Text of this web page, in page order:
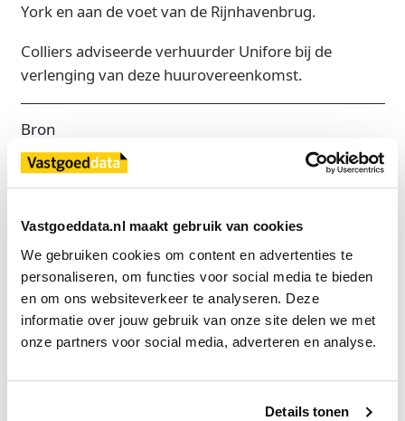
Vastgoeddata.nl maakt gebruik van cookies
We gebruiken cookies om content en advertenties te
personaliseren, om functies voor social media te bieden
en om ons websiteverkeer te analyseren. Deze
informatie over jouw gebruik van onze site delen we met
onze partners voor social media, adverteren en analyse.
Details tonen
York en aan de voet van de Rijnhavenbrug.
Colliers adviseerde verhuurder Unifore bij de
verlenging van deze huurovereenkomst.
Bron
Colliers
Exclusief voor licentiehouders
Zie direct welke partijen en panden betrokken zijn bij dit nieuws.
Deze informatie is alleen beschikbaar voor licentiehouders van
Vastgoeddata.
Vraag een demo aan